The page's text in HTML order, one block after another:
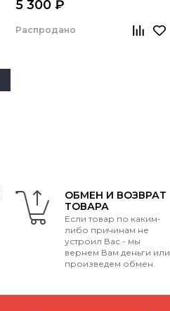
черные, 1,3м)
5 300 ₽
Распродано
ОБМЕН И ВОЗВРАТ
ТОВАРА
Если товар по каким-
либо причинам не
устроил Вас - мы
вернем Вам деньги или
произведем обмен.